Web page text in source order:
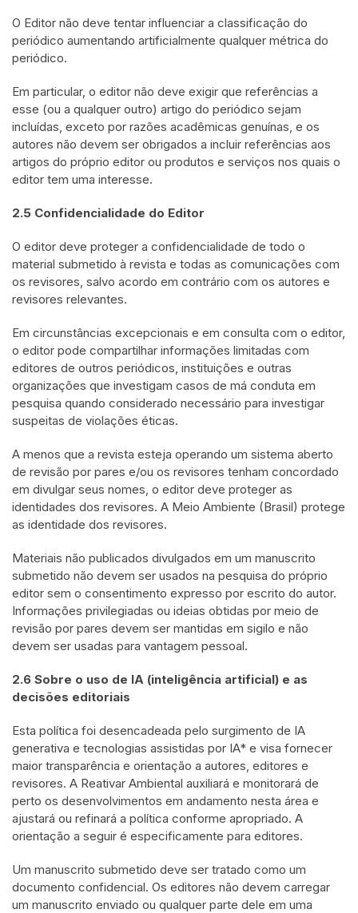
O Editor não deve tentar influenciar a classificação do
periódico aumentando artificialmente qualquer métrica do
periódico.
Em particular, o editor não deve exigir que referências a
esse (ou a qualquer outro) artigo do periódico sejam
incluídas, exceto por razões acadêmicas genuínas, e os
autores não devem ser obrigados a incluir referências aos
artigos do próprio editor ou produtos e serviços nos quais o
editor tem uma interesse.
2.5 Confidencialidade do Editor
O editor deve proteger a confidencialidade de todo o
material submetido à revista e todas as comunicações com
os revisores, salvo acordo em contrário com os autores e
revisores relevantes.
Em circunstâncias excepcionais e em consulta com o editor,
o editor pode compartilhar informações limitadas com
editores de outros periódicos, instituições e outras
organizações que investigam casos de má conduta em
pesquisa quando considerado necessário para investigar
suspeitas de violações éticas.
A menos que a revista esteja operando um sistema aberto
de revisão por pares e/ou os revisores tenham concordado
em divulgar seus nomes, o editor deve proteger as
identidades dos revisores. A Meio Ambiente (Brasil) protege
as identidade dos revisores.
Materiais não publicados divulgados em um manuscrito
submetido não devem ser usados na pesquisa do próprio
editor sem o consentimento expresso por escrito do autor.
Informações privilegiadas ou ideias obtidas por meio de
revisão por pares devem ser mantidas em sigilo e não
devem ser usadas para vantagem pessoal.
2.6 Sobre o uso de IA (inteligência artificial) e as
decisões editoriais
Esta política foi desencadeada pelo surgimento de IA
generativa e tecnologias assistidas por IA* e visa fornecer
maior transparência e orientação a autores, editores e
revisores. A Reativar Ambiental auxiliará e monitorará de
perto os desenvolvimentos em andamento nesta área e
ajustará ou refinará a política conforme apropriado. A
orientação a seguir é especificamente para editores.
Um manuscrito submetido deve ser tratado como um
documento confidencial. Os editores não devem carregar
um manuscrito enviado ou qualquer parte dele em uma